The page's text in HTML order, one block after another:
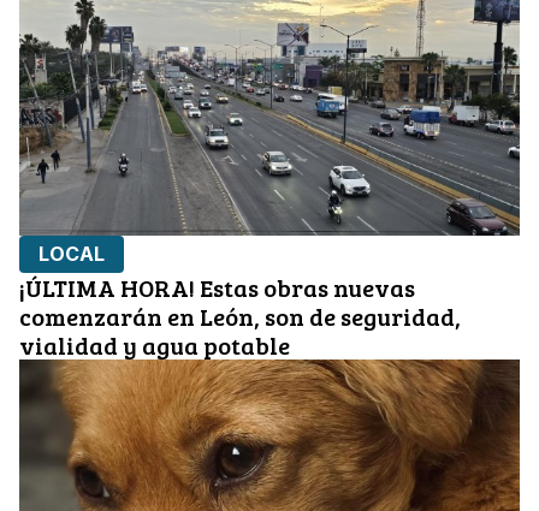
LOCAL
¡ÚLTIMA HORA! Estas obras nuevas
comenzarán en León, son de seguridad,
vialidad y agua potable